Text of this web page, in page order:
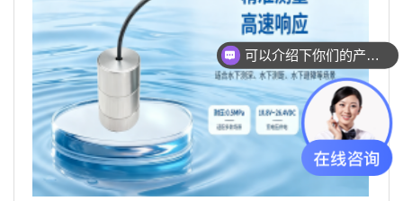
你们是怎么收费的呢